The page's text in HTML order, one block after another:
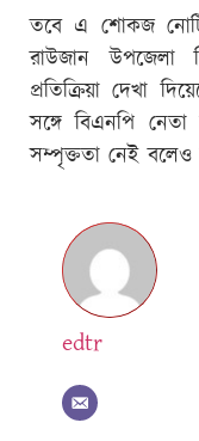
তবে এ শোকজ
রাউজান উপজেলা
প্রতিক্রিয়া দেখা
সঙ্গে বিএনপি
সম্পৃক্ততা নেই
edtr